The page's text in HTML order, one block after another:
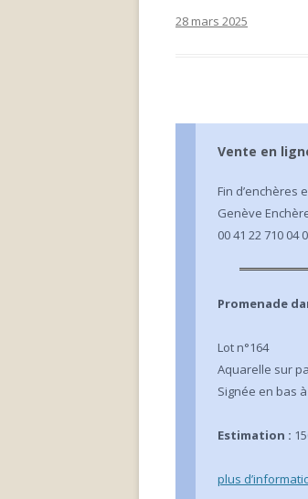
28 mars 2025
Vente en
Fin d’enchères
Genève
00 41 22 710
Promenade
Lot n°164
Aquarelle sur
Signée en bas
Estimation :
plus